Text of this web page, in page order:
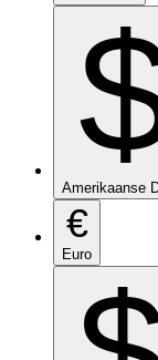
Amerikaanse
€
Euro